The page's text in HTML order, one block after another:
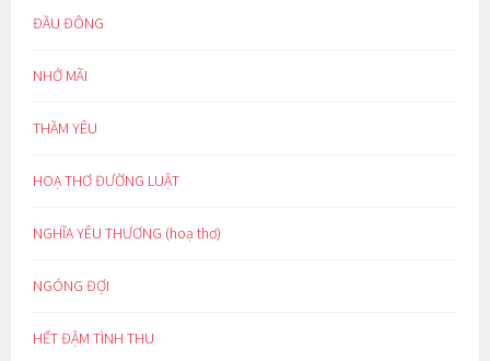
ĐẦU ĐÔNG
NHỚ MÃI
THẦM YÊU
HOẠ THƠ ĐƯỜNG LUẬT
NGHĨA YÊU THƯƠNG (hoạ thơ)
NGÓNG ĐỢI
HẾT ĐẬM TÌNH THU